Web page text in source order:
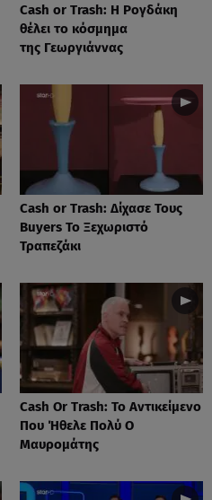
Cash or Trash: Η Ρογδάκη
θέλει το κόσμημα
της Γεωργιάννας
Cash or Trash: Δίχασε Τους
Buyers Το Ξεχωριστό
Τραπεζάκι
Cash Or Trash: Το Αντικείμενο
Που Ήθελε Πολύ Ο
Μαυρομάτης